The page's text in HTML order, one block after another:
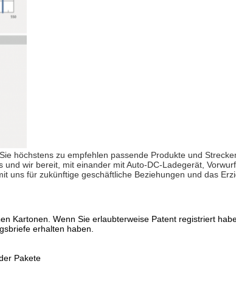
höchstens zu empfehlen passende Produkte und
wir bereit, mit einander mit Auto-DC-Ladegerät,
für zukünftige geschäftliche Beziehungen und das
Kartonen. Wenn Sie erlaubterweise Patent registriert
erhalten haben.
Pakete